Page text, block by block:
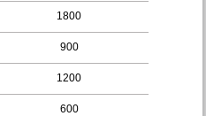
1800
900
1200
600